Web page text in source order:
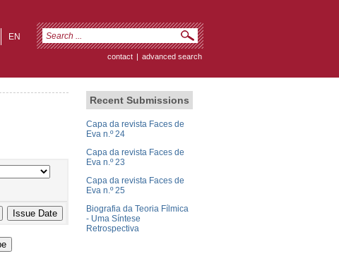
EN
contact | advanced search
Recent Submissions
Capa da revista Faces de
Eva n.º 24
Capa da revista Faces de
Eva n.º 23
Capa da revista Faces de
Eva n.º 25
Biografia da Teoria Fílmica
- Uma Síntese
Retrospectiva